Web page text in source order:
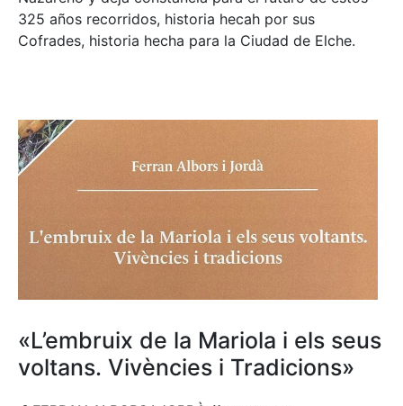
325 años recorridos, historia hecah por sus
Cofrades, historia hecha para la Ciudad de Elche.
«L’embruix de la Mariola i els seus
voltans. Vivències i Tradicions»